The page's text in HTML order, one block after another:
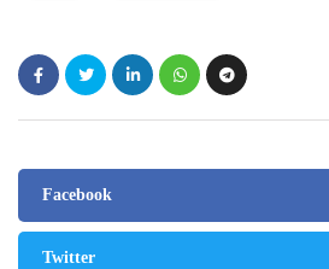
Facebook
Twitter